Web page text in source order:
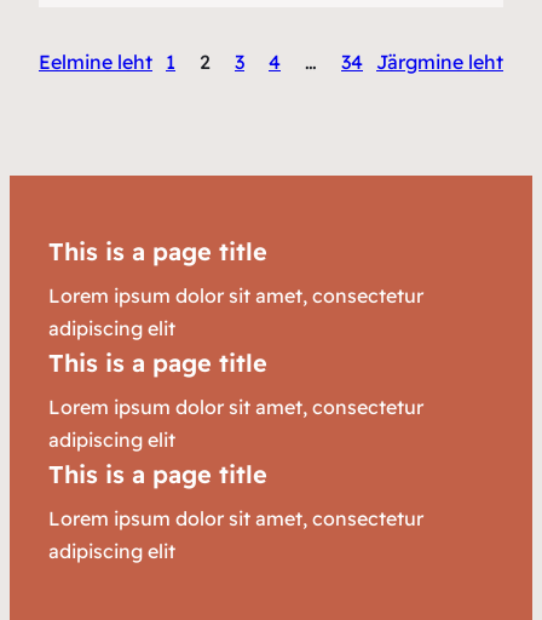
Eelmine leht 1 2 3 4 … 34 Järgmine leht
This is a page title
Lorem ipsum dolor sit amet, consectetur
adipiscing elit
This is a page title
Lorem ipsum dolor sit amet, consectetur
adipiscing elit
This is a page title
Lorem ipsum dolor sit amet, consectetur
adipiscing elit